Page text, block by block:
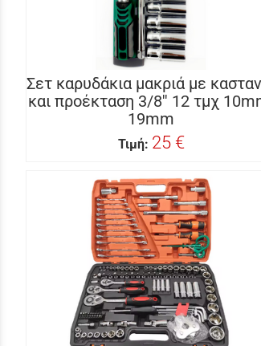
Σετ καρυδάκια μακριά με
και προέκταση 3/8'' 12 τμχ
19mm
Τιμή: 25 €